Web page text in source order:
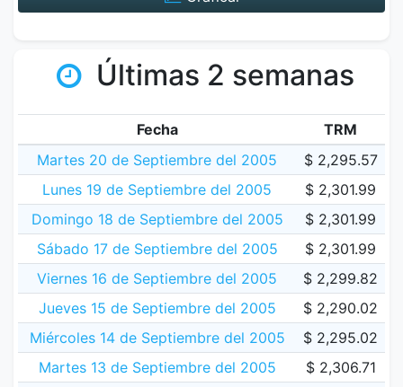
Últimas 2 semanas
Fecha
TRM
Martes 20 de Septiembre del 2005
$ 2,295.57
Lunes 19 de Septiembre del 2005
$ 2,301.99
Domingo 18 de Septiembre del 2005
$ 2,301.99
Sábado 17 de Septiembre del 2005
$ 2,301.99
Viernes 16 de Septiembre del 2005
$ 2,299.82
Jueves 15 de Septiembre del 2005
$ 2,290.02
Miércoles 14 de Septiembre del 2005
$ 2,295.02
Martes 13 de Septiembre del 2005
$ 2,306.71